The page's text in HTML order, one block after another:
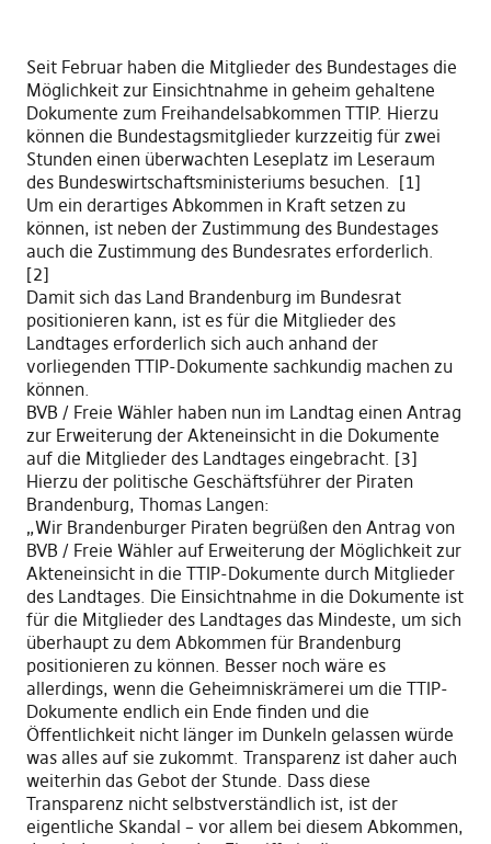
Seit Februar haben die Mitglieder des Bundestages die
Möglichkeit zur Einsichtnahme in geheim gehaltene
Dokumente zum Freihandelsabkommen TTIP. Hierzu
können die Bundestagsmitglieder kurzzeitig für zwei
Stunden einen überwachten Leseplatz im Leseraum
des Bundeswirtschaftsministeriums besuchen. [1]
Um ein derartiges Abkommen in Kraft setzen zu
können, ist neben der Zustimmung des Bundestages
auch die Zustimmung des Bundesrates erforderlich.
[2]
Damit sich das Land Brandenburg im Bundesrat
positionieren kann, ist es für die Mitglieder des
Landtages erforderlich sich auch anhand der
vorliegenden TTIP-Dokumente sachkundig machen zu
können.
BVB / Freie Wähler haben nun im Landtag einen Antrag
zur Erweiterung der Akteneinsicht in die Dokumente
auf die Mitglieder des Landtages eingebracht. [3]
Hierzu der politische Geschäftsführer der Piraten
Brandenburg, Thomas Langen:
„Wir Brandenburger Piraten begrüßen den Antrag von
BVB / Freie Wähler auf Erweiterung der Möglichkeit zur
Akteneinsicht in die TTIP-Dokumente durch Mitglieder
des Landtages. Die Einsichtnahme in die Dokumente ist
für die Mitglieder des Landtages das Mindeste, um sich
überhaupt zu dem Abkommen für Brandenburg
positionieren zu können. Besser noch wäre es
allerdings, wenn die Geheimniskrämerei um die TTIP-
Dokumente endlich ein Ende finden und die
Öffentlichkeit nicht länger im Dunkeln gelassen würde
was alles auf sie zukommt. Transparenz ist daher auch
weiterhin das Gebot der Stunde. Dass diese
Transparenz nicht selbstverständlich ist, ist der
eigentliche Skandal – vor allem bei diesem Abkommen,